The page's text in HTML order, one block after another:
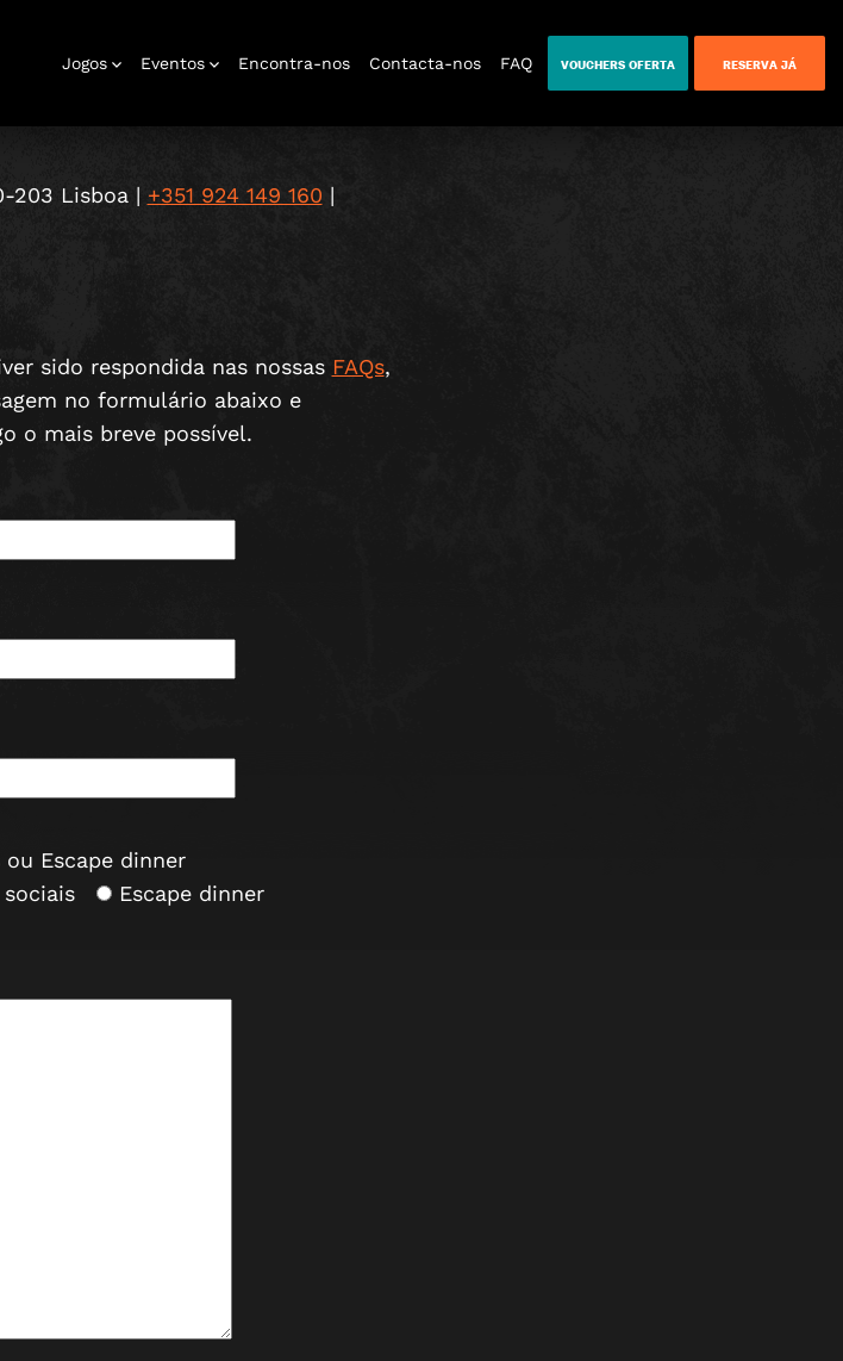
Jogos Eventos Encontra-nos Contacta-nos FAQ VOUCHERS OFERTA RESERVA JÁ
NOS
203 Lisboa | +351 924 149 160 |
sido respondida nas nossas FAQs,
no formulário abaixo e
o mais breve possível.
Escape dinner
sociais Escape dinner